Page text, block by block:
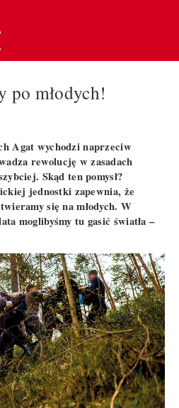
po młodych!
Agat wychodzi naprzeciw
rewolucję w zasadach
Skąd ten pomysł?
jednostki zapewnia, że
się na młodych. W
moglibyśmy tu gasić światła –